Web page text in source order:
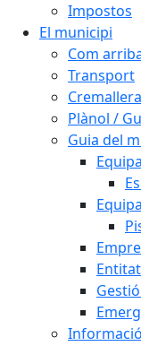
Impostos
El municipi
Com
Transport
Plànol /
Guia del